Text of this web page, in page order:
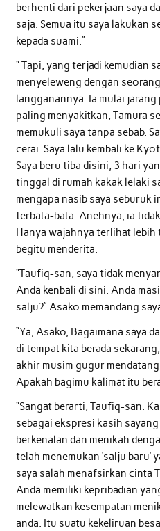
berhenti dari pekerjaan saya
saja. Semua itu saya lakukan
kepada suami.”
“ Tapi, yang terjadi kemudian
menyeleweng dengan
langganannya. Ia mulai
paling menyakitkan, Tamura
memukuli saya tanpa sebab.
cerai. Saya lalu kembali ke
Saya beru tiba disini, 3 hari
tinggal di rumah kakak lelaki
mengapa nasib saya seburuk
terbata-bata. Anehnya, ia
Hanya wajahnya terlihat lebih
begitu menderita.
“Taufiq-san, saya tidak
Anda kenbali di sini. Anda
salju?” Asako memandang
“Ya, Asako, Bagaimana saya
di tempat kita berada
akhir musim gugur
Apakah bagimu kalimat itu
“Sangat berarti, Taufiq-san.
sebagai ekspresi kasih
berkenalan dan menikah
telah menemukan ‘salju baru’
saya salah menafsirkan cinta
Anda memiliki kepribadian
melewatkan kesempatan
anda. Itu suatu kekeliruan